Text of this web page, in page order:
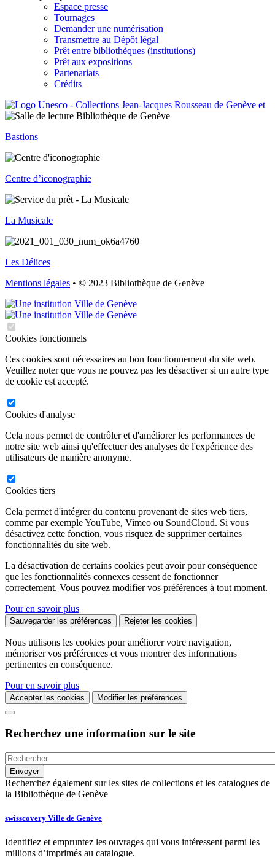
Espace presse
Tournages
Demander une numérisation
Transmettre au Dépôt légal
Prêt entre bibliothèques (institutions)
Prêt aux expositions
Partenariats
Crédits
Bastions
Centre d’iconographie
La Musicale
Les Délices
Mentions légales • © 2023 Bibliothèque de Genève
Cookies fonctionnels
Ces cookies sont nécessaires au bon fonctionnement du site web.
Veuillez noter que vous ne pouvez pas les désactiver si un autre type
de cookie est accepté.
Cookies d'analyse
Cela nous permet de contrôler et d'améliorer les performances de
notre site web ainsi qu'effectuer des analyses de l'expérience des
utilisateurs de manière anonyme.
Cookies tiers
Cela permet d'intégrer du contenu provenant de sites web tiers,
comme par exemple YouTube, Vimeo ou SoundCloud. Si vous
désactivez cette fonction, vous risquez de supprimer certaines
fonctionnalités du site web.
La désactivation de certains cookies peut avoir pour conséquence
que les fonctionnalités connexes cessent de fonctionner
correctement. Vous pouvez modifier vos préférences à tout moment.
Pour en savoir plus
Sauvegarder les préférences Rejeter les cookies
Nous utilisons les cookies pour améliorer votre navigation,
mémoriser vos préférences et vous montrer des informations
pertinentes en conséquence.
Pour en savoir plus
Accepter les cookies Modifier les préférences
Recherchez une information sur le site
Recherchez également sur les sites de collections et les catalogues de
la Bibliothèque de Genève
swisscovery Ville de Genève
Identifiez et empruntez les ouvrages qui vous intéressent parmi les
millions d’imprimés au catalogue.